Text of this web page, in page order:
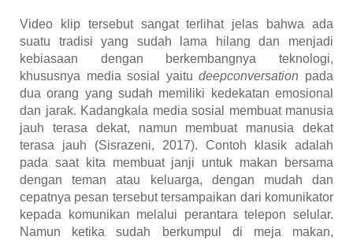
Video klip tersebut sangat terlihat jelas bahwa ada
suatu tradisi yang sudah lama hilang dan menjadi
kebiasaan dengan berkembangnya teknologi,
khususnya media sosial yaitudeepconversation pada
dua orang yang sudah memiliki kedekatan emosional
dan jarak. Kadangkala media sosial membuat manusia
jauh terasa dekat, namun membuat manusia dekat
terasa jauh (Sisrazeni, 2017). Contoh klasik adalah
pada saat kita membuat janji untuk makan bersama
dengan teman atau keluarga, dengan mudah dan
cepatnya pesan tersebut tersampaikan dari komunikator
kepada komunikan melalui perantara telepon selular.
Namun ketika sudah berkumpul di meja makan,